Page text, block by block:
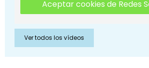
Aceptar cookies de Redes
Ver todos los vídeos